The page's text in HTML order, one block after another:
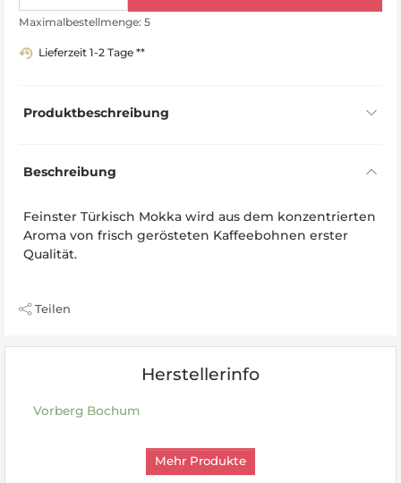
Maximalbestellmenge: 5
Lieferzeit 1-2 Tage **
Produktbeschreibung
Beschreibung
Feinster Türkisch Mokka wird aus dem konzentrierten
Aroma von frisch gerösteten Kaffeebohnen erster
Qualität.
Teilen
Herstellerinfo
Vorberg Bochum
Mehr Produkte